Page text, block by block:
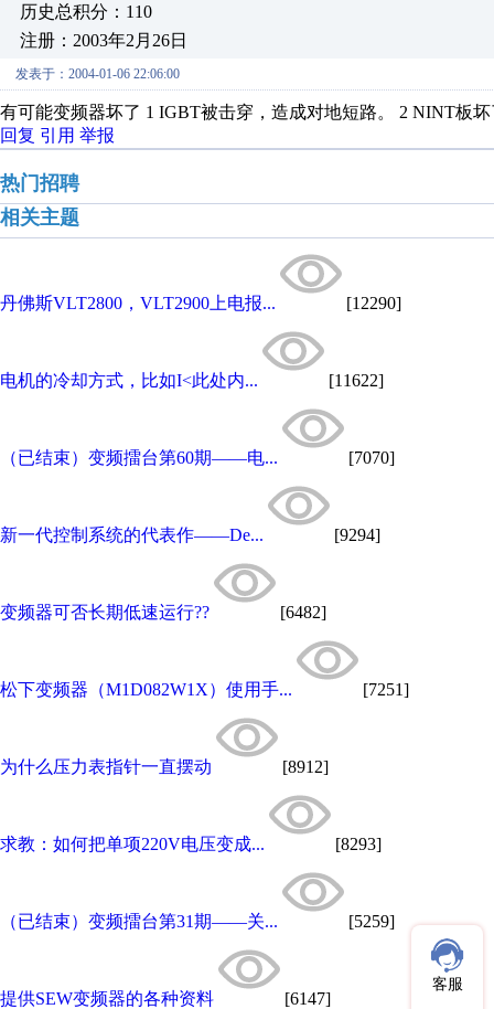
历史总积分：110
注册：2003年2月26日
发表于：2004-01-06 22:06:00
有可能变频器坏了 1 IGBT被击穿，造成对地短路。 2 NINT板
回复 引用 举报
热门招聘
相关主题
丹佛斯VLT2800，VLT2900上电报... [12290]
电机的冷却方式，比如I<此处内... [11622]
（已结束）变频擂台第60期——电... [7070]
新一代控制系统的代表作——De... [9294]
变频器可否长期低速运行?? [6482]
松下变频器（M1D082W1X）使用手... [7251]
为什么压力表指针一直摆动 [8912]
求教：如何把单项220V电压变成... [8293]
（已结束）变频擂台第31期——关... [5259]
提供SEW变频器的各种资料 [6147]
客服